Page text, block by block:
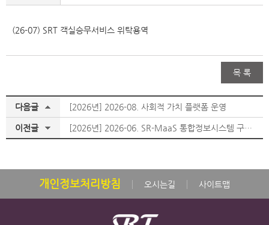
(26-07) SRT 객실승무서비스 위탁용역
목 록
다음글 [2026년] 2026-08. 사회적 가치 플랫폼 운영
이전글 [2026년] 2026-06. SR-MaaS 통합정보시스템 구축 사업
개인정보처리방침 오시는길 사이트맵